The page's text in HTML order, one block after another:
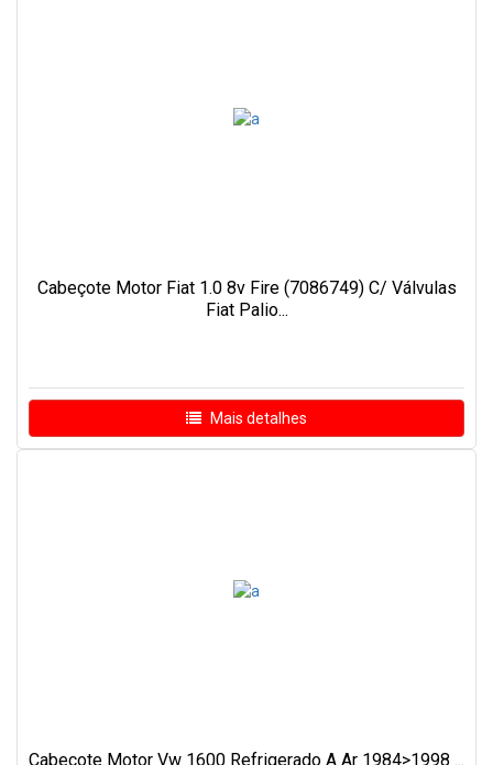
Cabeçote Motor Fiat 1.0 8v Fire (7086749) C/ Válvulas
Fiat Palio...
Mais detalhes
Cabecote Motor Vw 1600 Refrigerado A Ar 1984>1998 ...